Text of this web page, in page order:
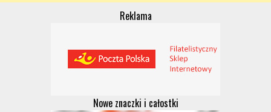
Reklama
Nowe znaczki i całostki